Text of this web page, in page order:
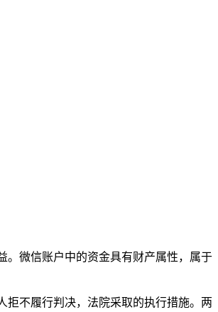
微信账户中的资金具有财产属性，属于
不履行判决，法院采取的执行措施。两